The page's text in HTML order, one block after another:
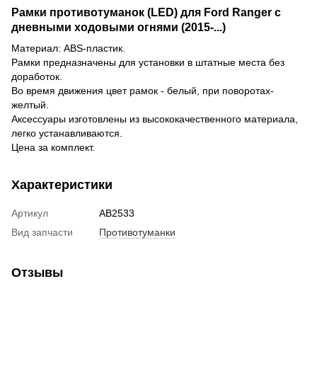
Рамки противотуманок (LED) для Ford Ranger с
дневными ходовыми огнями (2015-...)
Материал: ABS-пластик.
Рамки предназначены для установки в штатные места без
доработок.
Во время движения цвет рамок - белый, при поворотах-
желтый.
Аксессуары изготовлены из высококачественного материала,
легко устанавливаются.
Цена за комплект.
Характеристики
Артикул
AB2533
Вид запчасти
Противотуманки
Отзывы